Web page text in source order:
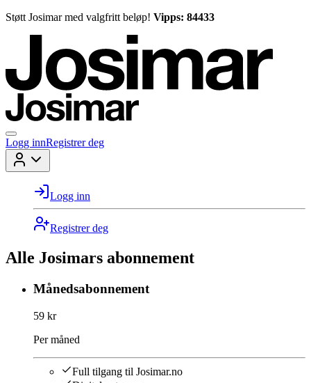
Støtt Josimar med valgfritt beløp! Vipps: 84433
Logg innRegistrer deg
Logg inn
Registrer deg
Alle Josimars abonnement
Månedsabonnement
59 kr
Per måned
Full tilgang til Josimar.no